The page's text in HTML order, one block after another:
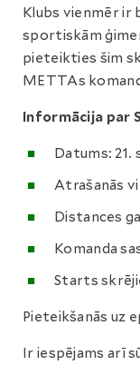
Klubs vienmēr ir
sportiskām
pieteikties šim
METTAs
Informācija par
Datums:
Atrašanās
Distances
Komanda
Starts
Pieteikšanās uz
Ir iespējams arī